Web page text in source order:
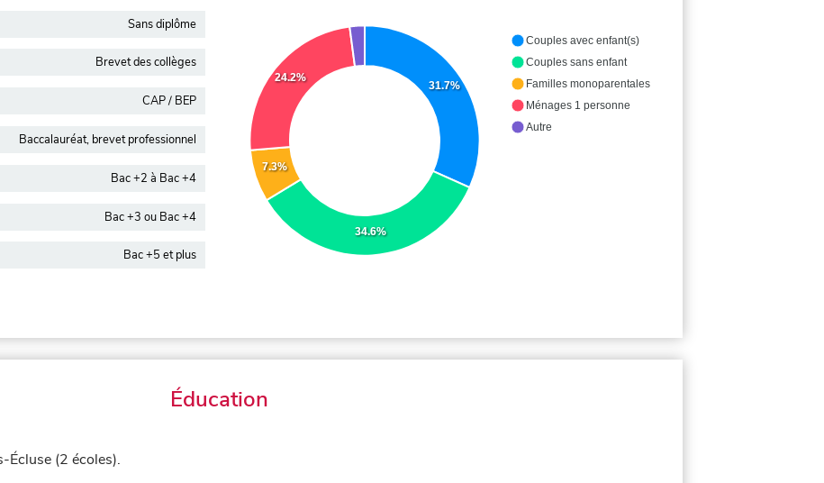
Sans diplôme
Brevet des collèges
CAP / BEP
Baccalauréat, brevet professionnel
Bac +2 à Bac +4
Bac +3 ou Bac +4
Bac +5 et plus
31.7%
34.6%
7.3%
24.2%
Couples avec enfant(s)
Couples sans enfant
Familles monoparentales
Ménages 1 personne
Autre
Éducation
Écluse (2 écoles).